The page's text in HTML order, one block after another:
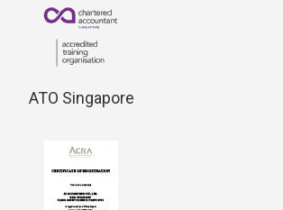
ATO Singapore